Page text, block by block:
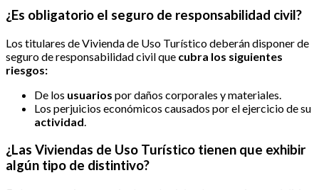
¿Es obligatorio el seguro de responsabilidad civil?
Los titulares de Vivienda de Uso Turístico deberán disponer de
seguro de responsabilidad civil que cubra los siguientes
riesgos:
De los usuarios por daños corporales y materiales.
Los perjuicios económicos causados por el ejercicio de su
actividad.
¿Las Viviendas de Uso Turístico tienen que exhibir
algún tipo de distintivo?